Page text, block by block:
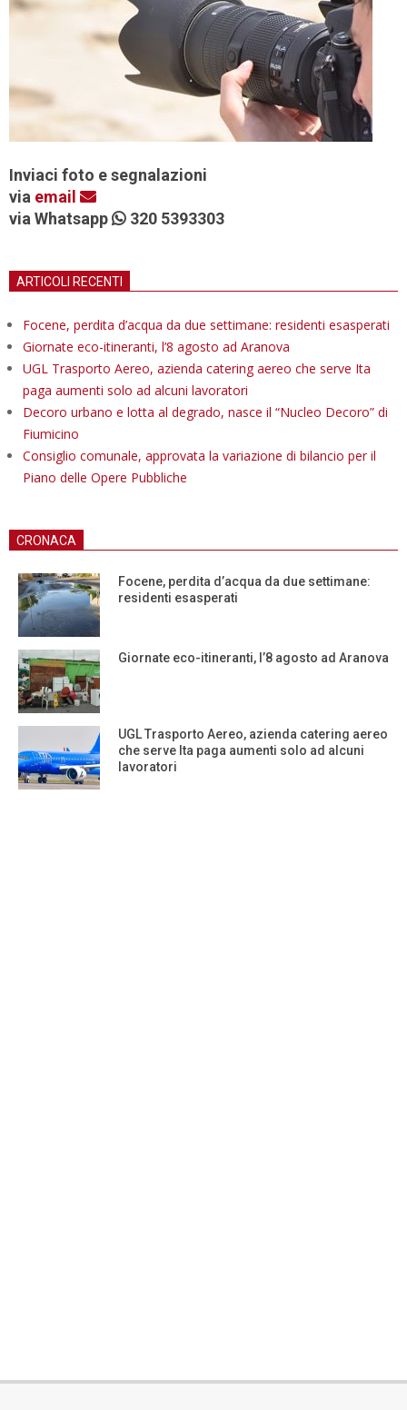
Inviaci foto e segnalazioni
via email
via Whatsapp
320 5393303
ARTICOLI RECENTI
Focene, perdita d’acqua da due settimane: residenti esasperati
Giornate eco-itineranti, l’8 agosto ad Aranova
UGL Trasporto Aereo, azienda catering aereo che serve Ita
paga aumenti solo ad alcuni lavoratori
Decoro urbano e lotta al degrado, nasce il “Nucleo Decoro” di
Fiumicino
Consiglio comunale, approvata la variazione di bilancio per il
Piano delle Opere Pubbliche
CRONACA
Focene, perdita d’acqua da due settimane:
residenti esasperati
Giornate eco-itineranti, l’8 agosto ad Aranova
UGL Trasporto Aereo, azienda catering aereo
che serve Ita paga aumenti solo ad alcuni
lavoratori